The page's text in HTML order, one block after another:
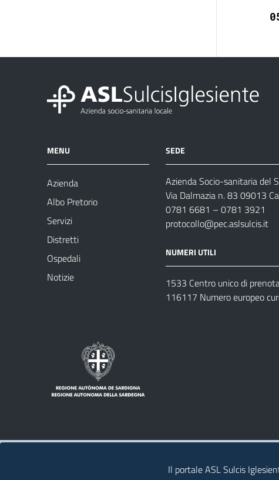
MENU
Azienda
Albo Pretorio
Servizi
Distretti
Ospedali
Notizie
SEDE
Azienda Socio-sanitaria del
Via Dalmazia n. 83 09013
0781 6681 – 0781 3921
protocollo@pec.aslsulcis.it
NUMERI UTILI
1533 Centro unico di
116117 Numero europeo
Il portale ASL Sulcis